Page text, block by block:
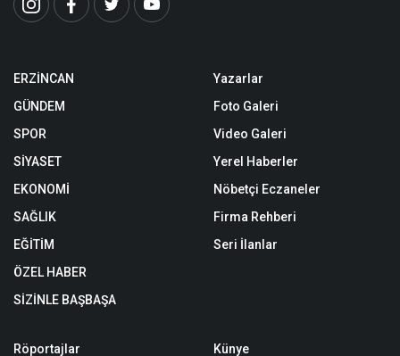
ERZİNCAN
GÜNDEM
SPOR
SİYASET
EKONOMİ
SAĞLIK
EĞİTİM
ÖZEL HABER
SİZİNLE BAŞBAŞA
Yazarlar
Foto Galeri
Video Galeri
Yerel Haberler
Nöbetçi Eczaneler
Firma Rehberi
Seri İlanlar
Röportajlar Künye